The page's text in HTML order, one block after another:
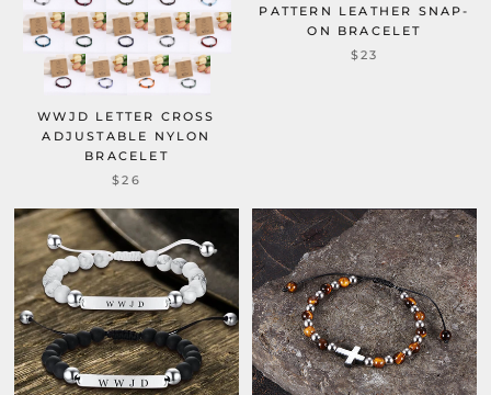
WWJD LETTER CROSS
ADJUSTABLE NYLON
BRACELET
$26
PATTERN LEATHER SNAP-
ON BRACELET
$23